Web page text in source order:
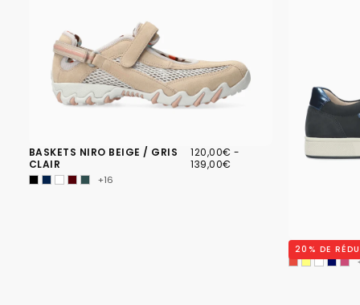
BASKETS NIRO BEIGE / GRIS
CLAIR
120,00€
PRIX
MINIMUM
120,00€ -
139,00€
+16
BASKETS
20 % DE